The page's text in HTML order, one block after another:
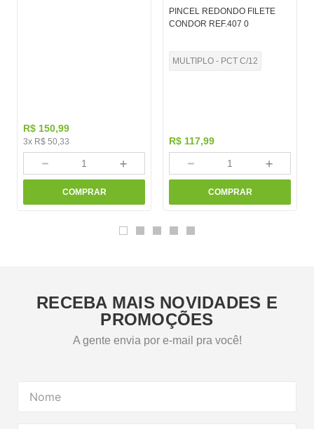
R$ 150,99
3x R$ 50,33
＋
－
COMPRAR
PINCEL REDONDO FILETE
CONDOR REF.407 0
MULTIPLO - PCT C/12
R$ 117,99
＋
－
COMPRAR
RECEBA MAIS NOVIDADES E
PROMOÇÕES
A gente envia por e-mail pra você!